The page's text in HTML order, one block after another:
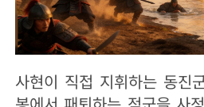
사현이 직접 지휘하는 동진